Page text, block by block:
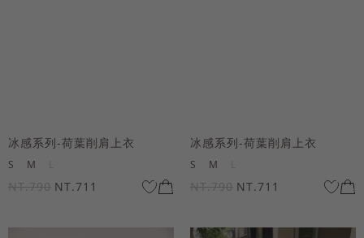
冰感系列-荷葉削肩上衣
S M
NT.790 NT.711
冰感系列-荷葉削肩上衣
S M
NT.790 NT.711